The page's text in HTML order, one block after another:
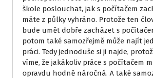
škole poslouchat, jak s počítačem
máte z půlky vyhráno. Protože ten
bude umět dobře zacházet s
potom také samozřejmě může najít
práci. Tedy jednoduše si ji najde,
víme, že jakákoliv práce s počítačem
opravdu hodně náročná. A také